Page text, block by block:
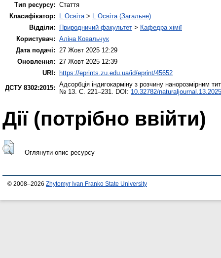
Тип ресурсу: Стаття
Класифікатор:
L Освіта > L Освіта (Загальне)
Відділи:
Природничий факультет > Кафедра хімії
Користувач: Аліна Ковальчук
Дата подачі:
27 Жовт 2025 12:29
Оновлення:
27 Жовт 2025 12:39
URI: https://eprints.zu.edu.ua/id/eprint/45652
ДСТУ 8302:2015: Адсорбція індигокарміну з розчину нанорозмірним
№ 13. С. 221–231. DOI: 10.32782/
Дії ​​(потрібно ввійти)
Оглянути опис ресурсу
© 2008–2026 Zhytomyr Ivan Franko State University